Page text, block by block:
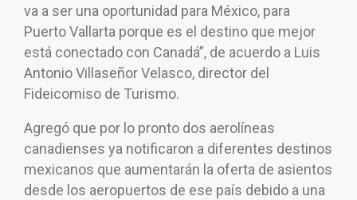
va a ser una oportunidad para México, para
Puerto Vallarta porque es el destino que mejor
está conectado con Canadá”, de acuerdo a Luis
Antonio Villaseñor Velasco, director del
Fideicomiso de Turismo.
Agregó que por lo pronto dos aerolíneas
canadienses ya notificaron a diferentes destinos
mexicanos que aumentarán la oferta de asientos
desde los aeropuertos de ese país debido a una